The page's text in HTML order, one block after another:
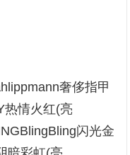
奢侈指甲
热情火红(亮
闪光金